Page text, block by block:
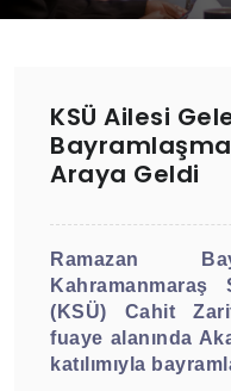
KSÜ Ailesi
Araya Geldi
Ramazan
(KSÜ) Cahit
fuaye alanında
katılımıyla